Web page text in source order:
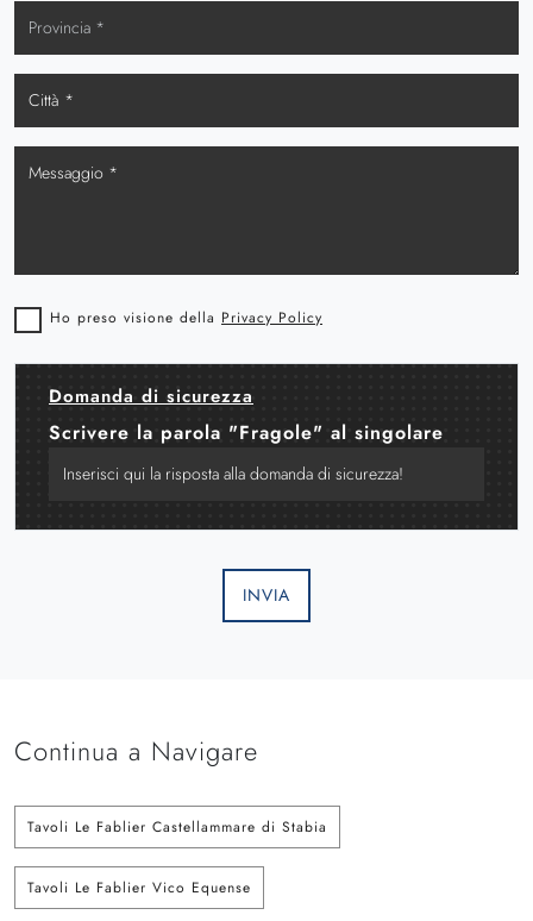
Ho preso visione della Privacy Policy
Domanda di sicurezza
Scrivere la parola "Fragole" al singolare
INVIA
Continua a Navigare
Tavoli Le Fablier Castellammare di Stabia
Tavoli Le Fablier Vico Equense